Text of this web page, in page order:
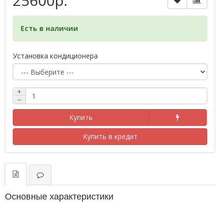
Есть в наличии
Установка кондиционера
+
−
Купить
Купить в кредит
Основные характеристики